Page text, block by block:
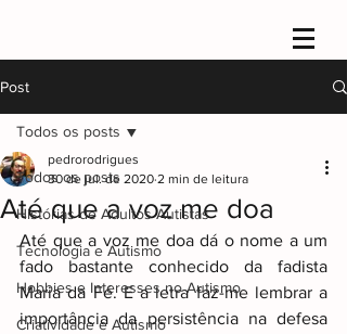
Post
Todos os posts
Histórias de Adultos Autistas
Tecnologia e Autismo
Hobbies e Interesses no Autismo
Criatividade e Autismo
Todos os posts
Até que a voz me doa
pedrorodrigues
30 de jul. de 2020 2 min de leitura
Até que a voz me doa dá o nome a um
fado bastante conhecido da fadista
Maria da Fé. E a letra faz-me lembrar a
importância da persistência na defesa